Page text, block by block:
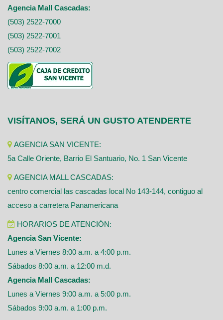
Agencia Mall Cascadas:
(503) 2522-7000
(503) 2522-7001
(503) 2522-7002
VISÍTANOS, SERÁ UN GUSTO ATENDERTE
AGENCIA SAN VICENTE:
5a Calle Oriente, Barrio El Santuario, No. 1 San Vicente
AGENCIA MALL CASCADAS:
centro comercial las cascadas local No 143-144, contiguo al
acceso a carretera Panamericana
HORARIOS DE ATENCIÓN:
Agencia San Vicente:
Lunes a Viernes 8:00 a.m. a 4:00 p.m.
Sábados 8:00 a.m. a 12:00 m.d.
Agencia Mall Cascadas:
Lunes a Viernes 9:00 a.m. a 5:00 p.m.
Sábados 9:00 a.m. a 1:00 p.m.